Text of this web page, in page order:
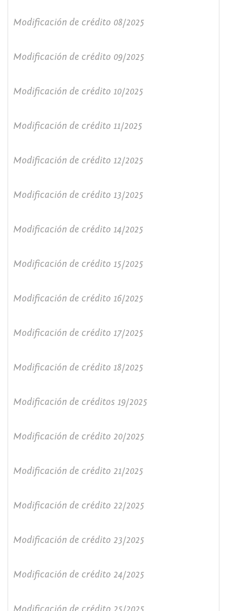
Modificación de crédito 08/2025
Modificación de crédito 09/2025
Modificación de crédito 10/2025
Modificación de crédito 11/2025
Modificación de crédito 12/2025
Modificación de crédito 13/2025
Modificación de crédito 14/2025
Modificación de crédito 15/2025
Modificación de crédito 16/2025
Modificación de crédito 17/2025
Modificación de crédito 18/2025
Modificación de créditos 19/2025
Modificación de crédito 20/2025
Modificación de crédito 21/2025
Modificación de crédito 22/2025
Modificación de crédito 23/2025
Modificación de crédito 24/2025